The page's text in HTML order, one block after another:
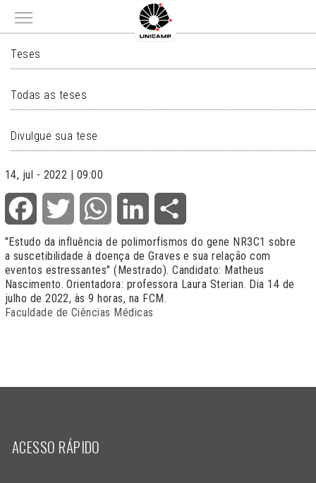
Main menu
TESES
Teses
Todas as teses
Divulgue sua tese
14, jul - 2022 | 09:00
Facebook Twitter WhatsApp LinkedIn
"Estudo da influência de polimorfismos do gene NR3C1 sobre
a suscetibilidade à doença de Graves e sua relação com
eventos estressantes" (Mestrado). Candidato: Matheus
Nascimento. Orientadora: professora Laura Sterian. Dia 14 de
julho de 2022, às 9 horas, na FCM.
Faculdade de Ciências Médicas
ACESSO RÁPIDO